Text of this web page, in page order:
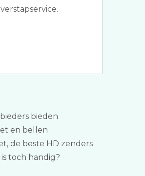
bieden
en bellen
de beste HD zenders
toch handig?